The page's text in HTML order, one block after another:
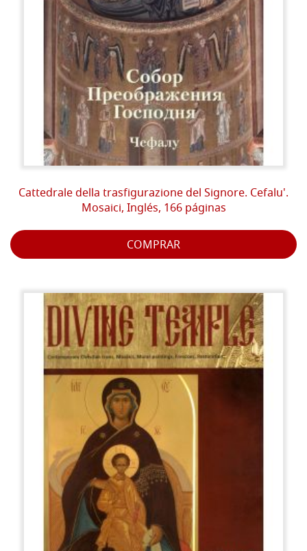
Cattedrale della trasfigurazione del Signore. Cefalu'.
Mosaici, Inglés, 166 páginas
COMPRAR